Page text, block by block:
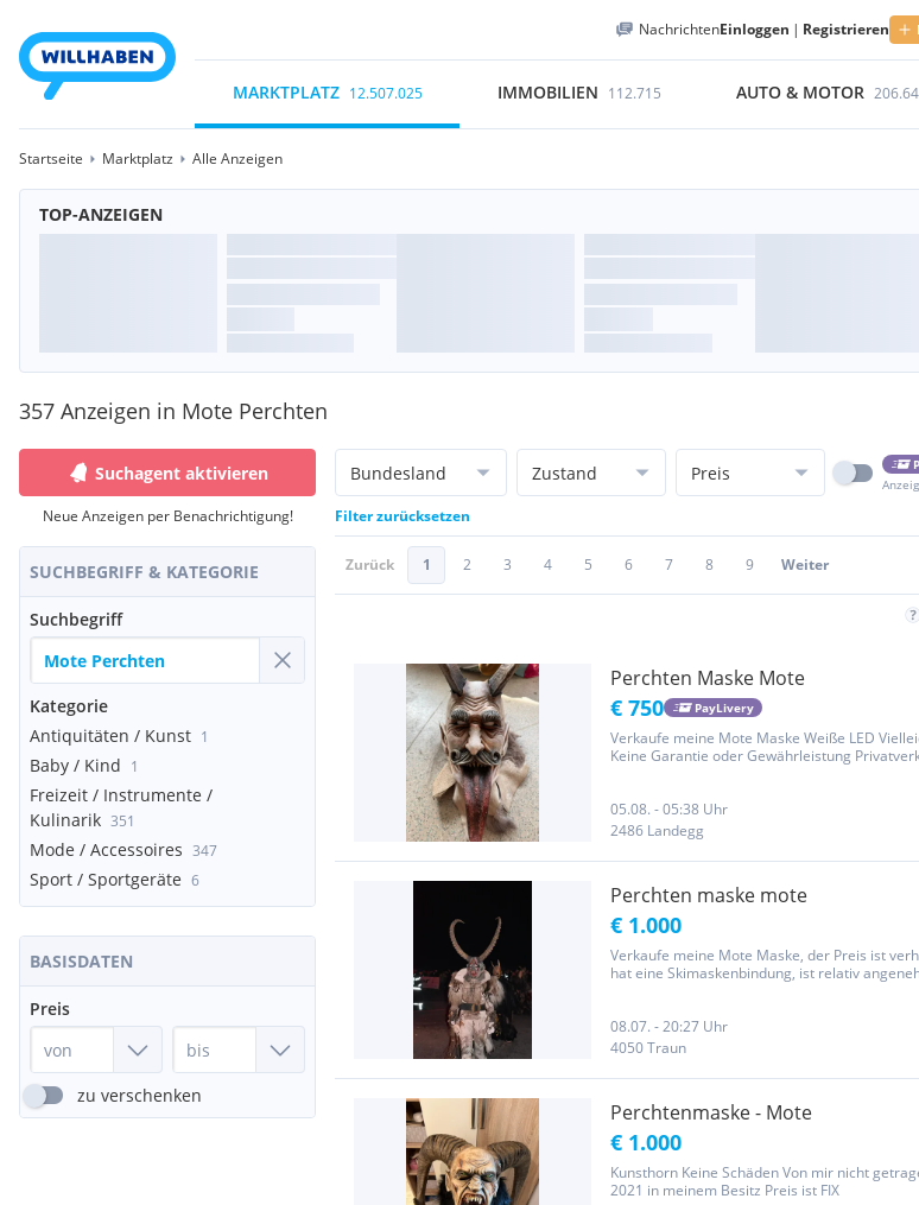
NachrichtenEinloggen | Registrieren
MARKTPLATZ 12.507.025 IMMOBILIEN 112.715 AUTO & MOTOR
Startseite Marktplatz Alle Anzeigen
TOP-ANZEIGEN
357 Anzeigen in Mote Perchten
Suchagent aktivieren
Neue Anzeigen per Benachrichtigung!
SUCHBEGRIFF & KATEGORIE
Suchbegriff
Kategorie
Antiquitäten / Kunst 1
Baby / Kind 1
Freizeit / Instrumente /
Kulinarik 351
Mode / Accessoires 347
Sport / Sportgeräte 6
BASISDATEN
Preis
zu verschenken
Bundesland Zustand Preis
Filter zurücksetzen
Zurück 1 2 3 4 5 6 7 8 9 Weiter
Perchten Maske Mote
€ 750 PayLivery
Verkaufe meine Mote Maske Weiße LED
Keine Garantie oder Gewährleistung
05.08. - 05:38 Uhr
2486 Landegg
Perchten maske mote
€ 1.000
Verkaufe meine Mote Maske, der Preis ist
hat eine Skimaskenbindung, ist relativ
08.07. - 20:27 Uhr
4050 Traun
Perchtenmaske - Mote
€ 1.000
Kunsthorn Keine Schäden Von mir nicht
2021 in meinem Besitz Preis ist FIX